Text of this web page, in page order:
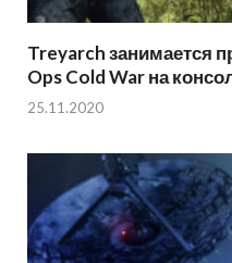
Treyarch занимается
Ops Cold War на
25.11.2020